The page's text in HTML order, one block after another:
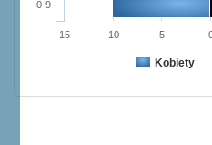
Kobiety
0-9
15 10 5